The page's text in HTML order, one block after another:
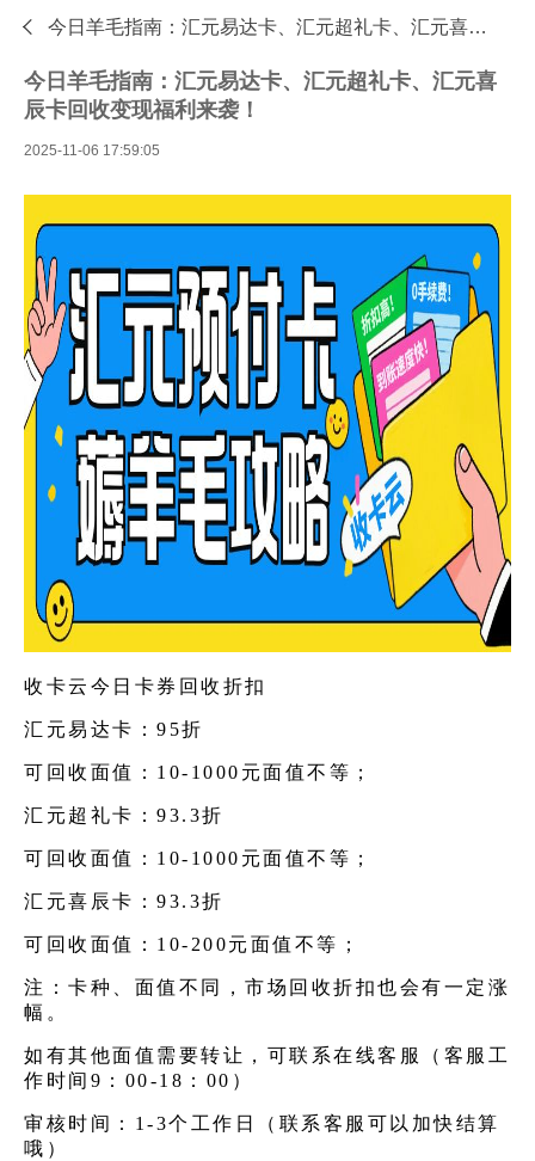
 今日羊毛指南：汇元易达卡、汇元超礼卡、汇元喜辰卡回收变现福利来袭！—专业的礼品卡回收平台 - 收卡云
今日羊毛指南：汇元易达卡、汇元超礼卡、汇元喜
辰卡回收变现福利来袭！
2025-11-06 17:59:05
收卡云今日卡券回收折扣
汇元易达卡：95折
可回收面值：10-1000元面值不等；
汇元超礼卡：93.3折
可回收面值：10-1000元面值不等；
汇元喜辰卡：93.3折
可回收面值：10-200元面值不等；
注：卡种、面值不同，市场回收折扣也会有一定涨
幅。
如有其他面值需要转让，可联系在线客服（客服工
作时间9：00-18：00）
审核时间：1-3个工作日（联系客服可以加快结算
哦）